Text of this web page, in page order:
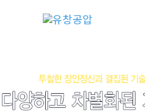
너